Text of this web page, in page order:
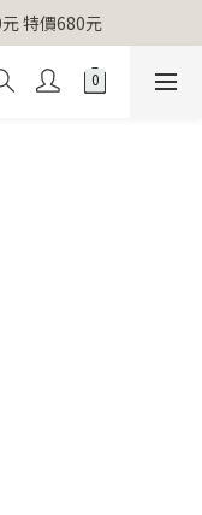
遇熊超人行李吊牌
特價680元